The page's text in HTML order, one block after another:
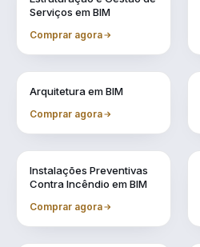
Serviços em BIM
Comprar agora
Arquitetura em BIM
Comprar agora
Instalações Preventivas
Contra Incêndio em BIM
Comprar agora